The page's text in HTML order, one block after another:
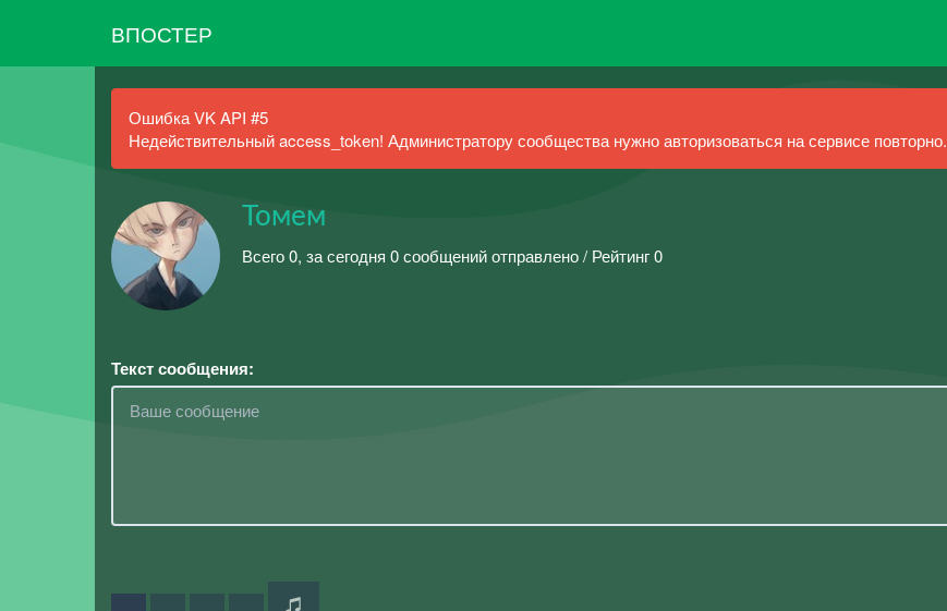
ВПОСТЕР
Ошибка VK API #5
Недействительный access_token! Администратору сообщества нужно авторизоваться на сервисе повторно.
Томем
Всего 0, за сегодня 0 сообщений отправлено / Рейтинг 0
Текст сообщения: